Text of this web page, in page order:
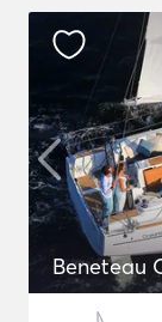
Beneteau